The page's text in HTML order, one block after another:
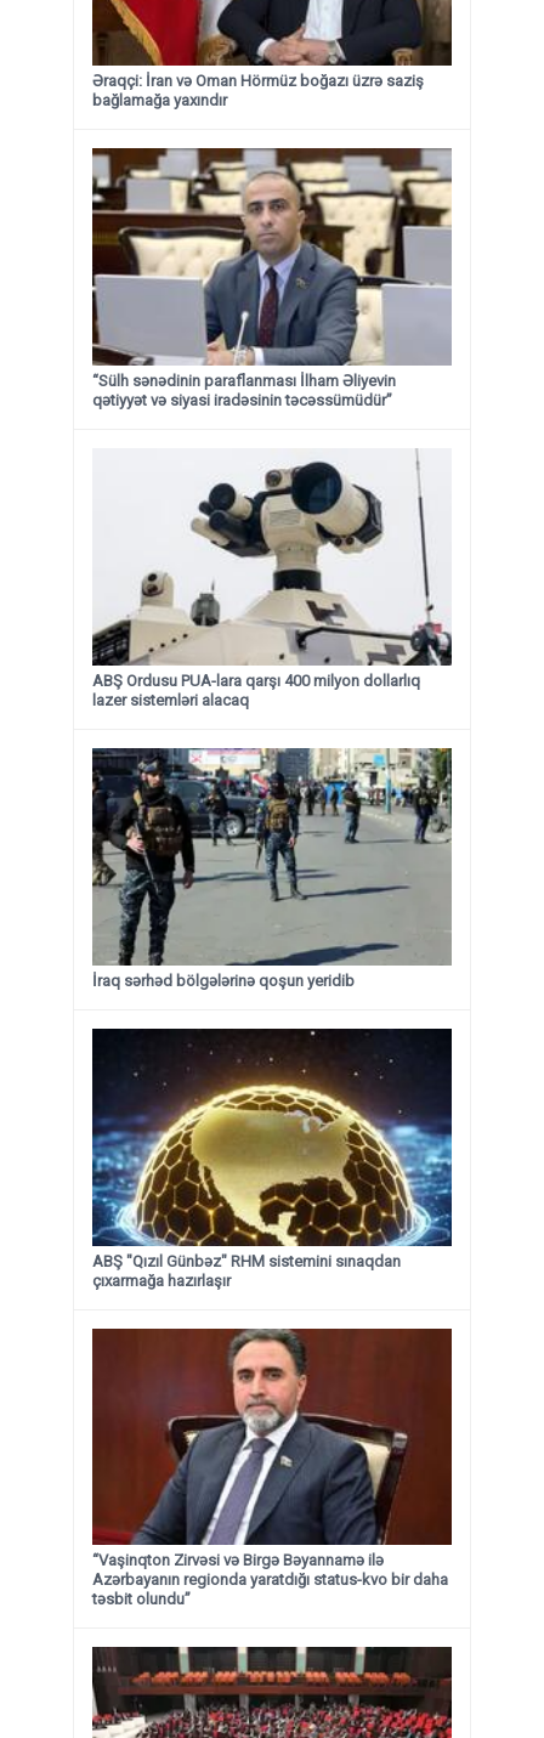
Əraqçi: İran və Oman Hörmüz boğazı üzrə saziş
bağlamağa yaxındır
“Sülh sənədinin paraflanması İlham Əliyevin
qətiyyət və siyasi iradəsinin təcəssümüdür”
ABŞ Ordusu PUA-lara qarşı 400 milyon dollarlıq
lazer sistemləri alacaq
İraq sərhəd bölgələrinə qoşun yeridib
ABŞ "Qızıl Günbəz" RHM sistemini sınaqdan
çıxarmağa hazırlaşır
“Vaşinqton Zirvəsi və Birgə Bəyannamə ilə
Azərbayanın regionda yaratdığı status-kvo bir daha
təsbit olundu”